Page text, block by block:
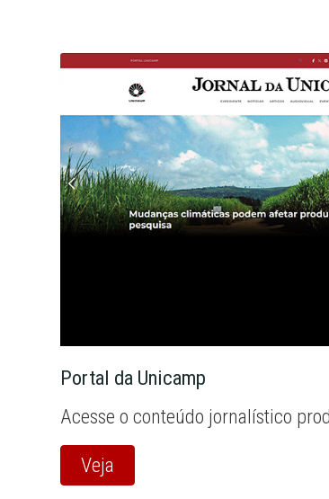
Portal da Unicamp
Acesse o conteúdo jornalístico
Veja